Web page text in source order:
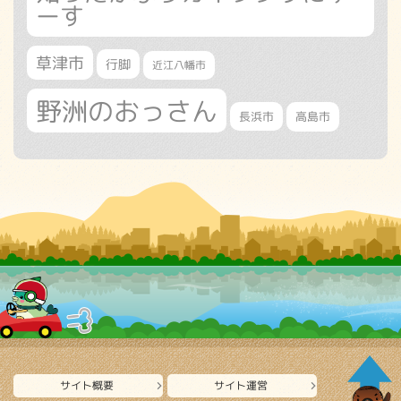
ーす
草津市 行脚 近江八幡市
野洲のおっさん 長浜市 高島市
サイト概要 サイト運営